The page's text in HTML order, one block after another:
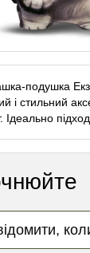
подушка
і стильний